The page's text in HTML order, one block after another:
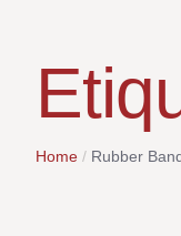
Home / Rubber